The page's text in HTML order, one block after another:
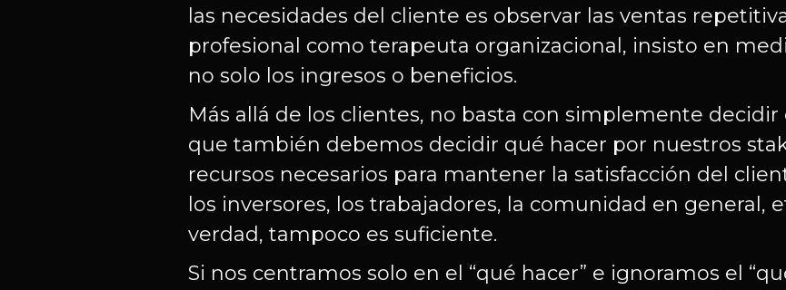
las necesidades del cliente es observar las ventas
profesional como terapeuta organizacional, insisto en
no solo los ingresos o beneficios.
Más allá de los clientes, no basta con simplemente decidir
que también debemos decidir qué hacer por nuestros
recursos necesarios para mantener la satisfacción del
los inversores, los trabajadores, la comunidad en general,
verdad, tampoco es suficiente.
Si nos centramos solo en el “qué hacer” e ignoramos el